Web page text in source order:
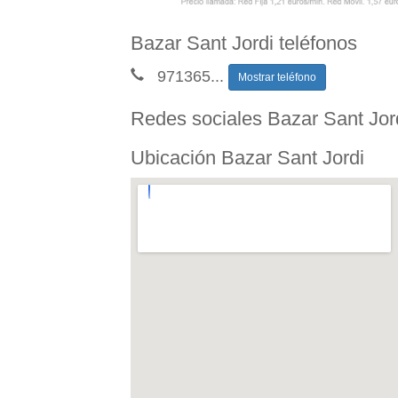
Bazar Sant Jordi teléfonos
971365... Mostrar teléfono
Redes sociales Bazar Sant
Ubicación Bazar Sant Jordi